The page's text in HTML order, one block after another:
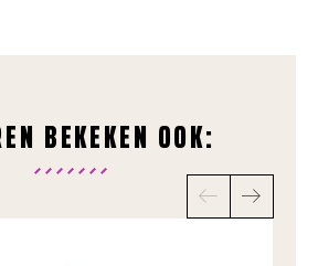
BEKEKEN OOK: